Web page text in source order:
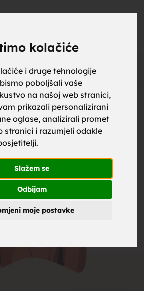
kolačiće
i druge tehnologije
poboljšali vaše
na našoj web stranici,
prikazali personalizirani
oglase, analizirali promet
stranici i razumjeli odakle
Slažem se
Odbijam
moje postavke
Oglas
za